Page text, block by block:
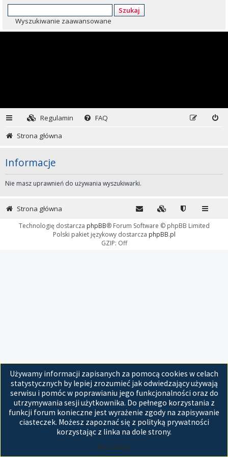
Szukaj
Wyszukiwanie zaawansowane
Regulamin
FAQ
Strona główna
Informacje
Nie masz uprawnień do używania wyszukiwarki.
Używamy informacji zapisanych za pomocą cookies w celach
statystycznych by lepiej zrozumieć jak odwiedzający używają
serwisu i pomóc w poprawianiu jego funkcjonalności oraz do
utrzymywania sesji użytkownika. Do pełnego korzystania z
funkcji forum konieczne jest wyrażenie zgody na zapisywanie
ciasteczek. Możesz zapoznać się z polityką prywatności
korzystając z linka na dole strony.
Akceptuję
Strona główna
Technologię dostarcza phpBB® Forum Software © phpBB Limited
Polski pakiet językowy dostarcza phpBB.pl
GZIP: Off